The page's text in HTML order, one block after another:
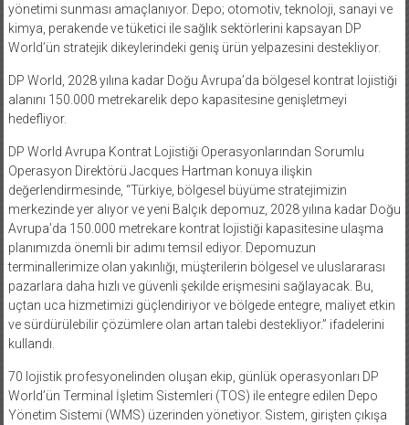
yönetimi sunması amaçlanıyor. Depo; otomotiv, teknoloji, sanayi ve
kimya, perakende ve tüketici ile sağlık sektörlerini kapsayan DP
World’ün stratejik dikeylerindeki geniş ürün yelpazesini destekliyor.
DP World, 2028 yılına kadar Doğu Avrupa’da bölgesel kontrat lojistiği
alanını 150.000 metrekarelik depo kapasitesine genişletmeyi
hedefliyor.
DP World Avrupa Kontrat Lojistiği Operasyonlarından Sorumlu
Operasyon Direktörü Jacques Hartman konuya ilişkin
değerlendirmesinde, “Türkiye, bölgesel büyüme stratejimizin
merkezinde yer alıyor ve yeni Balçık depomuz, 2028 yılına kadar Doğu
Avrupa’da 150.000 metrekare kontrat lojistiği kapasitesine ulaşma
planımızda önemli bir adımı temsil ediyor. Depomuzun
terminallerimize olan yakınlığı, müşterilerin bölgesel ve uluslararası
pazarlara daha hızlı ve güvenli şekilde erişmesini sağlayacak. Bu,
uçtan uca hizmetimizi güçlendiriyor ve bölgede entegre, maliyet etkin
ve sürdürülebilir çözümlere olan artan talebi destekliyor.” ifadelerini
kullandı.
70 lojistik profesyonelinden oluşan ekip, günlük operasyonları DP
World’ün Terminal İşletim Sistemleri (TOS) ile entegre edilen Depo
Yönetim Sistemi (WMS) üzerinden yönetiyor. Sistem, girişten çıkışa